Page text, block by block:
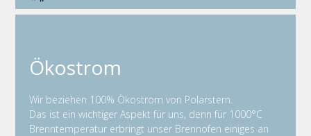
Ökostrom
Wir beziehen 100% Ökostrom von Polarstern.
Das ist ein wichtiger Aspekt für uns, denn für 1000°C
Brenntemperatur erbringt unser Brennofen einiges an